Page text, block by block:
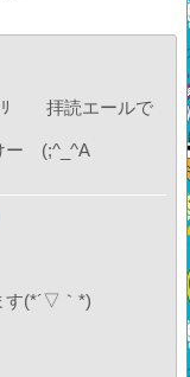
ｺﾘ 拝読エールで
ー (;^_^A
す(*´▽｀*)